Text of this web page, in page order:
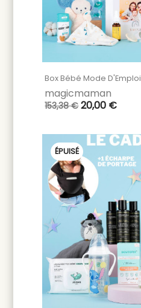
Box Bébé Mode D'Emploi
magicmaman
153,38 € 20,00 €
ÉPUISÉ